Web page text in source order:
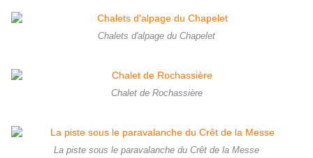
Chalets d'alpage du Chapelet
Chalet de Rochassière
La piste sous le paravalanche du Crêt de la Messe